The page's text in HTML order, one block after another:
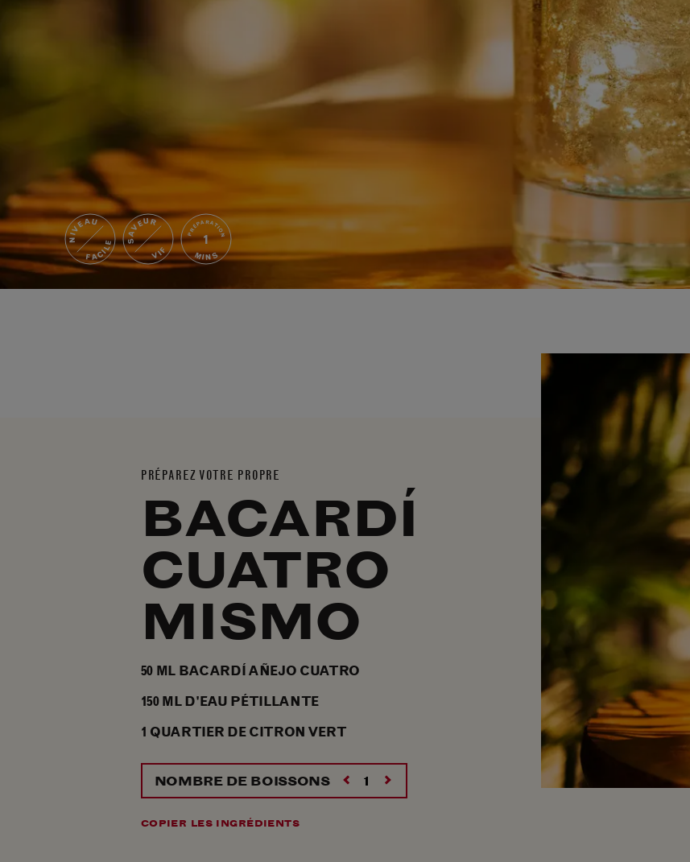
NIVEAU
FACILE
SAVEUR
VIF
PRÉPARATION
1
MINS
PRÉPAREZ VOTRE PROPRE
BACARDÍ
CUATRO
MISMO
50 ML BACARDÍ AÑEJO CUATRO
150MLD'EAU PÉTILLANTE
1 QUARTIER DE CITRON VERT
NOMBRE DE BOISSONS
COPIER LES INGRÉDIENTS